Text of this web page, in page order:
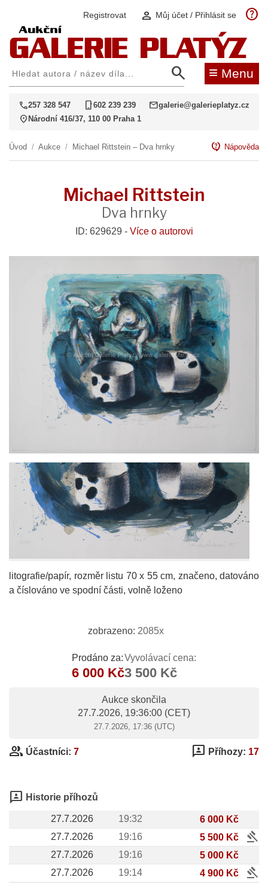
Registrovat person Můj účet / Přihlásit se help
search ≡ Menu
call257 328 547 phone_iphone602 239 239 mailgalerie@galerieplatyz.cz
location_on Národní 416/37, 110 00 Praha 1
Úvod / Aukce / Michael Rittstein – Dva hrnky contact_support Nápověda
Michael Rittstein
Dva hrnky
ID: 629629 - Více o autorovi
litografie/papír, rozměr listu 70 x 55 cm, značeno, datováno
a číslováno ve spodní části, volně loženo
zobrazeno: 2085x
Prodáno za:
6 000 Kč
Vyvolávací cena:
3 500 Kč
Aukce skončila
27.7.2026, 19:36:00 (CET)
27.7.2026, 17:36 (UTC)
group Účastníci: 7 3p Příhozy: 17
3p Historie příhozů
27.7.2026 19:32
6 000 Kč
27.7.2026
19:16 5 500 Kč gavel
27.7.2026 19:16
5 000 Kč
27.7.2026
19:14 4 900 Kč gavel